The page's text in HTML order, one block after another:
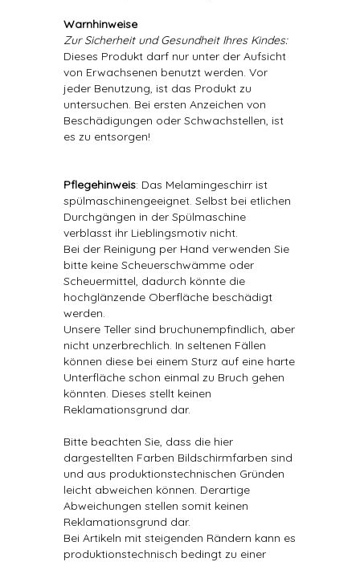
Warnhinweise
Zur Sicherheit und Gesundheit Ihres Kindes:
Dieses Produkt darf nur unter der Aufsicht
von Erwachsenen benutzt werden. Vor
jeder Benutzung, ist das Produkt zu
untersuchen. Bei ersten Anzeichen von
Beschädigungen oder Schwachstellen, ist
es zu entsorgen!
Pflegehinweis: Das Melamingeschirr ist
spülmaschinengeeignet. Selbst bei etlichen
Durchgängen in der Spülmaschine
verblasst ihr Lieblingsmotiv nicht.
Bei der Reinigung per Hand verwenden Sie
bitte keine Scheuerschwämme oder
Scheuermittel, dadurch könnte die
hochglänzende Oberfläche beschädigt
werden.
Unsere Teller sind bruchunempfindlich, aber
nicht unzerbrechlich. In seltenen Fällen
können diese bei einem Sturz auf eine harte
Unterfläche schon einmal zu Bruch gehen
könnten. Dieses stellt keinen
Reklamationsgrund dar.
Bitte beachten Sie, dass die hier
dargestellten Farben Bildschirmfarben sind
und aus produktionstechnischen Gründen
leicht abweichen können. Derartige
Abweichungen stellen somit keinen
Reklamationsgrund dar.
Bei Artikeln mit steigenden Rändern kann es
produktionstechnisch bedingt zu einer